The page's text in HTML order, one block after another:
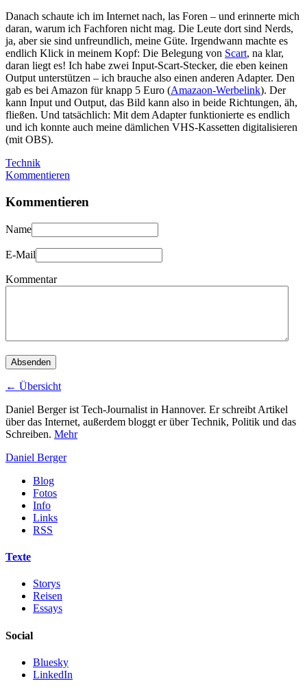
Danach schaute ich im Internet nach, las Foren – und erinnerte mich
daran, warum ich Fachforen nicht mag. Die Leute dort sind Nerds,
ja, aber sie sind unfreundlich, meine Güte. Irgendwann machte es
endlich Klick in meinem Kopf: Die Belegung von Scart, na klar,
daran liegt es! Ich habe zwei Input-Scart-Stecker, die eben keinen
Output unterstützen – ich brauche also einen anderen Adapter. Den
gab es bei Amazon für knapp 5 Euro (Amazaon-Werbelink). Der
kann Input und Output, das Bild kann also in beide Richtungen, äh,
fließen. Und tatsächlich: Mit dem Adapter funktionierte es endlich
und ich konnte auch meine dämlichen VHS-Kassetten digitalisieren
(mit OBS).
Technik
Kommentieren
Kommentieren
Name
E-Mail
Kommentar
Absenden
← Übersicht
Daniel Berger ist Tech-Journalist in Hannover. Er schreibt Artikel
über das Internet, außerdem bloggt er über Technik, Politik und das
Schreiben. Mehr
Daniel Berger
Blog
Fotos
Info
Links
RSS
Texte
Storys
Reisen
Essays
Social
Bluesky
LinkedIn